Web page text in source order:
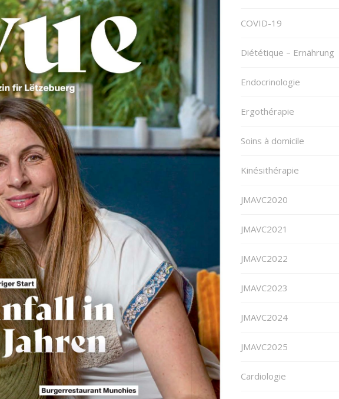
COVID-19
Diététique – Ernährung
Endocrinologie
Ergothérapie
Soins à domicile
Kinésithérapie
JMAVC2020
JMAVC2021
JMAVC2022
JMAVC2023
JMAVC2024
JMAVC2025
Cardiologie